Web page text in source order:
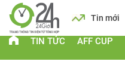
Lịch Tin mới
TIN TỨC AFF CUP